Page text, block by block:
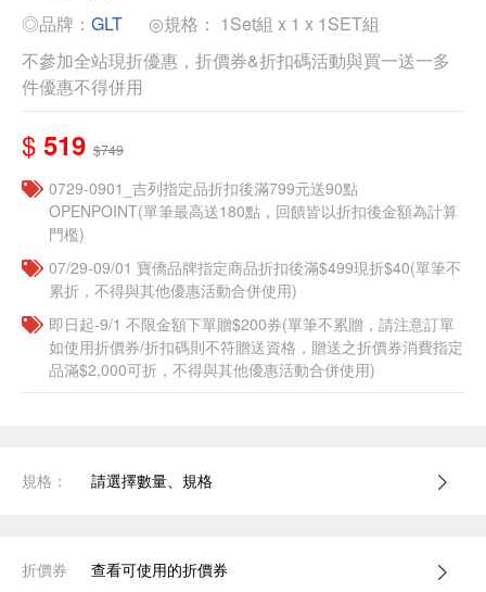
◎品牌： GLT
◎規格： 1Set組 x 1 x 1SET組
不參加全站現折優惠，折價券&折扣碼活動與買一送一多
件優惠不得併用
$ 519 $749
0729-0901_吉列指定品折扣後滿799元送90點
OPENPOINT(單筆最高送180點，回饋皆以折扣後金額為計算
門檻)
07/29-09/01 寶僑品牌指定商品折扣後滿$499現折$40(單筆不
累折，不得與其他優惠活動合併使用)
即日起-9/1 不限金額下單贈$200券(單筆不累贈，請注意訂單
如使用折價券/折扣碼則不符贈送資格，贈送之折價券消費指定
品滿$2,000可折，不得與其他優惠活動合併使用)
規格： 請選擇數量、規格
折價券 查看可使用的折價券